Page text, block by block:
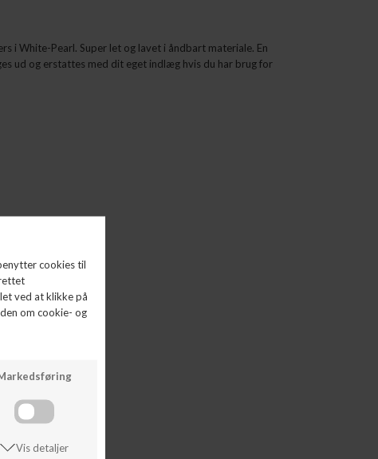
i White-Pearl. Super let og lavet i åndbart materiale. En
ud og erstattes med dit eget indlæg hvis du har brug for